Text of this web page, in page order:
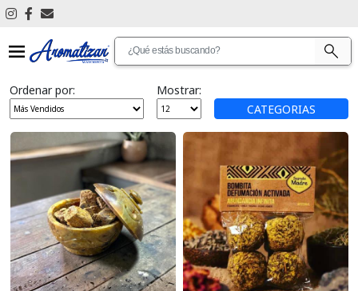
Ordenar por:
Mostrar:
CATEGORIAS
Ver Todos
Antimosquitos
Articulos De Limpieza
Aromatizantes De Ambientes
Aromatizantes De Auto
Articulos De Promocion
Bijouterie